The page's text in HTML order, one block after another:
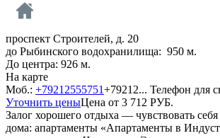
проспект Строителей, д. 20
до Рыбинского водохранилища: 950 м.
До центра: 926 м.
На карте
Моб.: +79212555751+79212... Телефон для
Уточнить ценыЦена от 3 712 РУБ.
Залог хорошего отдыха — чувствовать
дома: апартаменты «Апартаменты в